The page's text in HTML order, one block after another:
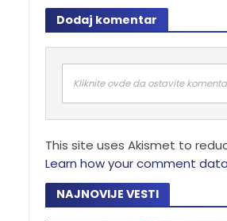
Dodaj komentar
Kliknite ovde da ostavite
This site uses Akismet to
Learn how your comment
NAJNOVIJE VESTI